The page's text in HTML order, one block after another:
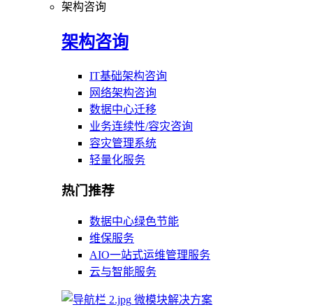
架构咨询
架构咨询
IT基础架构咨询
网络架构咨询
数据中心迁移
业务连续性/容灾咨询
容灾管理系统
轻量化服务
热门推荐
数据中心绿色节能
维保服务
AIO一站式运维管理服务
云与智能服务
微模块解决方案